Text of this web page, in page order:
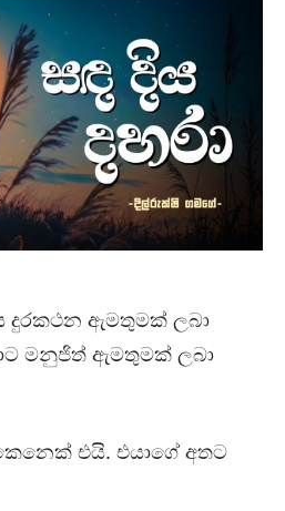
දුරකථන ඇමතුමක් ලබා
මනුජිත් ඇමතුමක් ලබා
එයි. එයාගේ අතට